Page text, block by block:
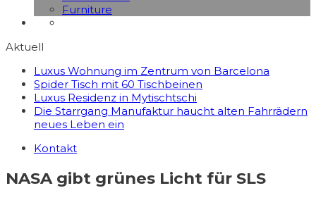
Furniture
Aktuell
Luxus Wohnung im Zentrum von Barcelona
Spider Tisch mit 60 Tischbeinen
Luxus Residenz in Mytischtschi
Die Starrgang Manufaktur haucht alten Fahrrädern
neues Leben ein
Kontakt
NASA gibt grünes Licht für SLS